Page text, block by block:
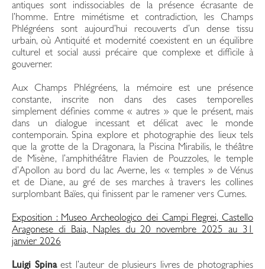
antiques sont indissociables de la présence écrasante de
l’homme. Entre mimétisme et contradiction, les Champs
Phlégréens sont aujourd’hui recouverts d’un dense tissu
urbain, où Antiquité et modernité coexistent en un équilibre
culturel et social aussi précaire que complexe et difficile à
gouverner.
Aux Champs Phlégréens, la mémoire est une présence
constante, inscrite non dans des cases temporelles
simplement définies comme « autres » que le présent, mais
dans un dialogue incessant et délicat avec le monde
contemporain. Spina explore et photographie des lieux tels
que la grotte de la Dragonara, la Piscina Mirabilis, le théâtre
de Misène, l’amphithéâtre Flavien de Pouzzoles, le temple
d’Apollon au bord du lac Averne, les « temples » de Vénus
et de Diane, au gré de ses marches à travers les collines
surplombant Baïes, qui finissent par le ramener vers Cumes.
Exposition : Museo Archeologico dei Campi Flegrei, Castello
Aragonese di Baia, Naples du 20 novembre 2025 au 31
janvier 2026
Luigi Spinaest l’auteur de plusieurs livres de photographies